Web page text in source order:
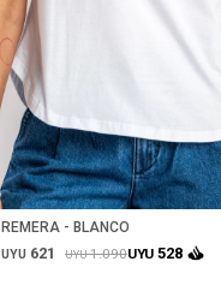
Talle
REMERA - BLANCO
UYU 621 UYU1.090UYU 528